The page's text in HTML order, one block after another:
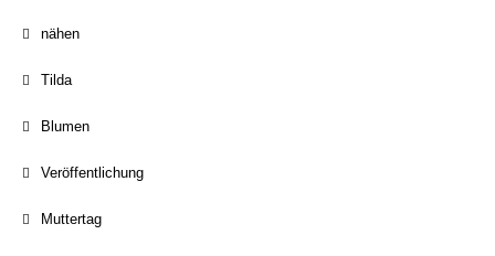
nähen
Tilda
Blumen
Veröffentlichung
Muttertag